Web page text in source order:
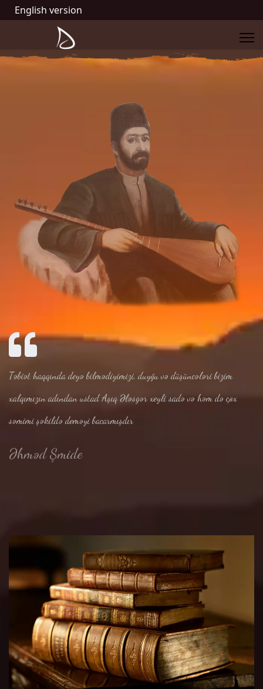
English version
Təbiət haqqında deyə bilmədiyimizi, duyğu və düşüncələri bizim
xalqımızın adından ustad Aşıq Ələsgər xeyli sadə və həm də çox
səmimi şəkildə deməyi bacarmışdır
Əhməd Şmide